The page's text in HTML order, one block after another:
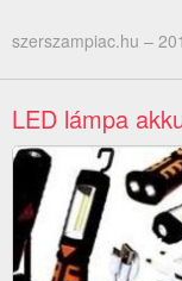
szerszampiac.hu –
LED lámpa